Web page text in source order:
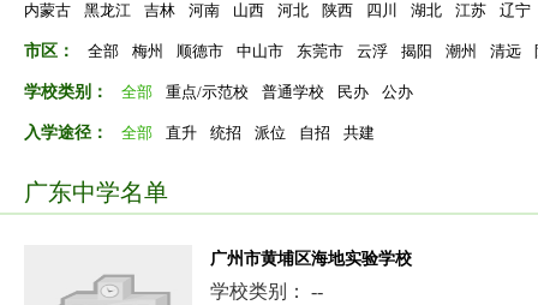
内蒙古
黑龙江 吉林 河南 山西 河北 陕西 四川 湖北 江苏 辽宁
市区： 全部 梅州 顺德市 中山市 东莞市 云浮 揭阳 潮州 清远
学校类别： 全部 重点/示范校 普通学校 民办 公办
入学途径： 全部 直升 统招 派位 自招 共建
广东中学名单
广州市黄埔区海地实验学校
学校类别： --